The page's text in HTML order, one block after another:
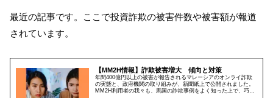
最近の記事です。ここで投資詐欺の被害件数や被害額が報道
されています。
【MM2H情報】詐欺被害増大 傾向と対策
年間400億円以上の被害が報告されるマレーシアのオンライ詐欺
の実態と、政府機関の取り組みが、新聞紙上で公開されました。
MM2H利用者の我々も、馬国の詐欺事例をよく知った上で、巧妙